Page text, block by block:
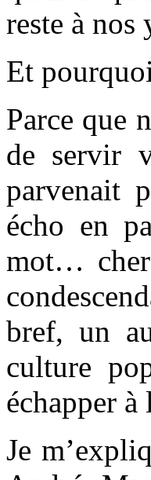
reste à nos
Et
Parce que
de servir
parvenait
écho en
mot…
bref, un
culture
échapper
Je